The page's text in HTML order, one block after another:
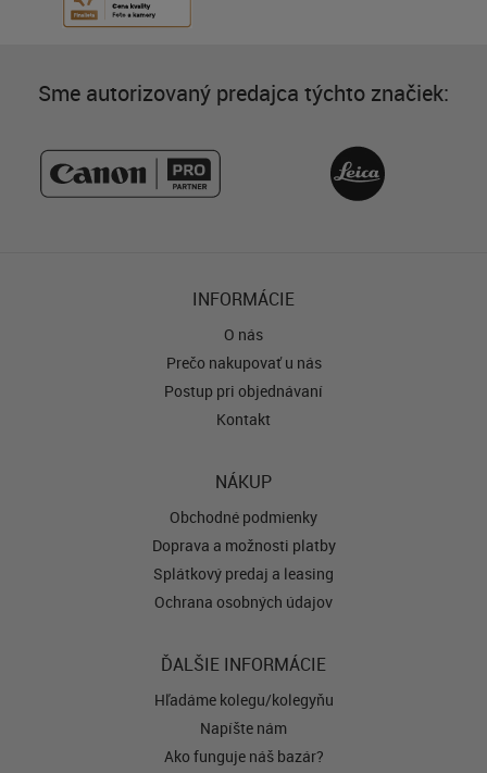
Sme autorizovaný predajca týchto značiek:
INFORMÁCIE
O nás
Prečo nakupovať u nás
Postup pri objednávaní
Kontakt
NÁKUP
Obchodné podmienky
Doprava a možnosti platby
Splátkový predaj a leasing
Ochrana osobných údajov
ĎALŠIE INFORMÁCIE
Hľadáme kolegu/kolegyňu
Napíšte nám
Ako funguje náš bazár?